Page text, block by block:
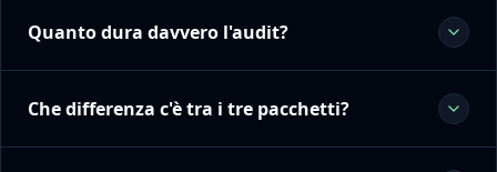
Quanto dura davvero l'audit?
Che differenza c'è tra i tre pacchetti?